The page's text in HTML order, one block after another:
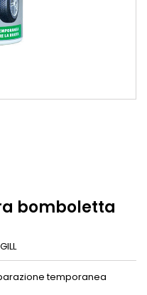
bomboletta
temporanea